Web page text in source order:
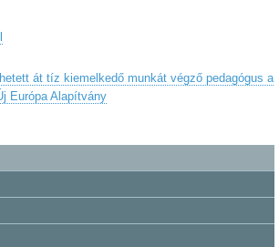
át tíz kiemelkedő munkát végző pedagógus a
Európa Alapítvány